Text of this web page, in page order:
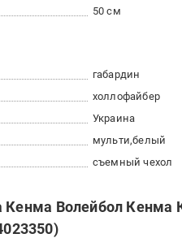
50 см
габардин
холлофайбер
Украина
мульти белый
съемный чехол
Волейбол Кенма